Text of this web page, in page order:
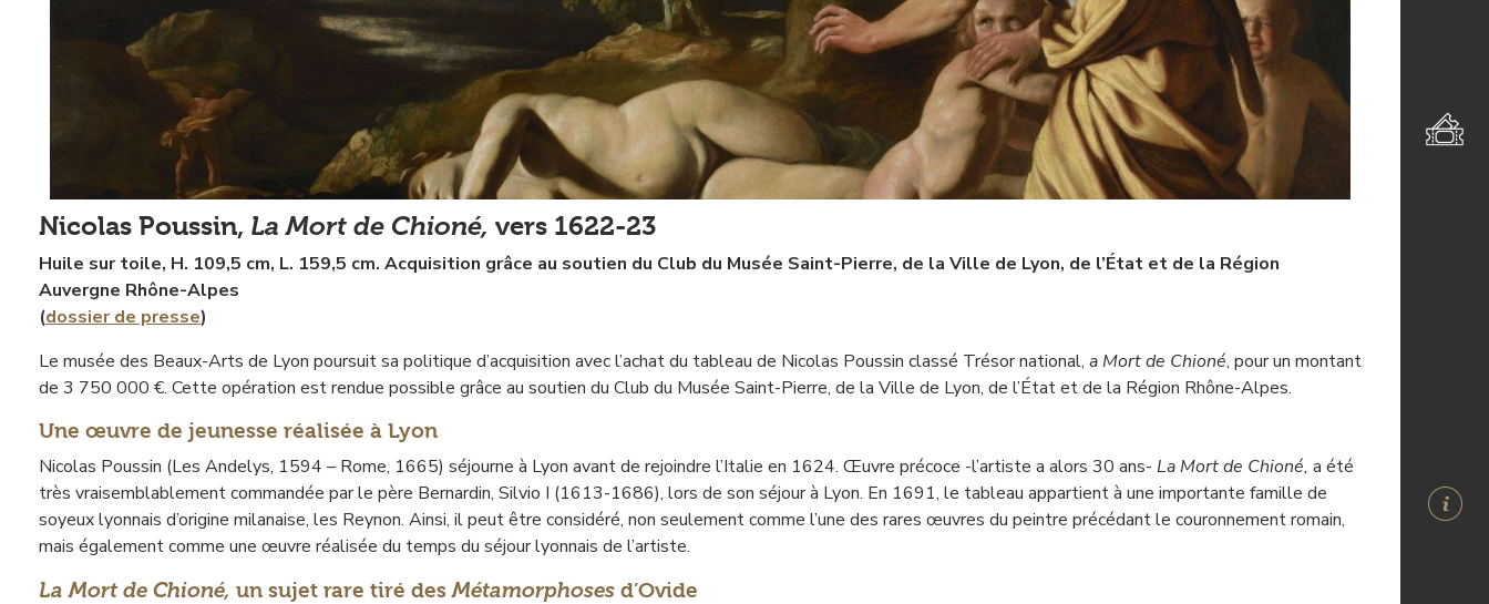
Nicolas Poussin, La Mort de Chioné, vers 1622-23
Huile sur toile, H. 109,5 cm, L. 159,5 cm. Acquisition grâce au soutien du Club du Musée Saint-Pierre, de la Ville de Lyon, de l’État et de la Région
Auvergne Rhône-Alpes
(dossier de presse)
Le musée des Beaux-Arts de Lyon poursuit sa politique d’acquisition avec l’achat du tableau de Nicolas Poussin classé Trésor national, a Mort de Chioné, pour un montant
de 3 750 000 €. Cette opération est rendue possible grâce au soutien du Club du Musée Saint-Pierre, de la Ville de Lyon, de l’État et de la Région Rhône-Alpes.
Une œuvre de jeunesse réalisée à Lyon
Nicolas Poussin (Les Andelys, 1594 – Rome, 1665) séjourne à Lyon avant de rejoindre l’Italie en 1624. Œuvre précoce -l’artiste a alors 30 ans- La Mort de Chioné, a été
très vraisemblablement commandée par le père Bernardin, Silvio I (1613-1686), lors de son séjour à Lyon. En 1691, le tableau appartient à une importante famille de
soyeux lyonnais d’origine milanaise, les Reynon. Ainsi, il peut être considéré, non seulement comme l’une des rares œuvres du peintre précédant le couronnement romain,
mais également comme une œuvre réalisée du temps du séjour lyonnais de l’artiste.
La Mort de Chioné, un sujet rare tiré desMétamorphoses d’Ovide